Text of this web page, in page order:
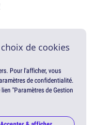
de cookies
Pour l'afficher, vous
de confidentialité.
"Paramètres de Gestion